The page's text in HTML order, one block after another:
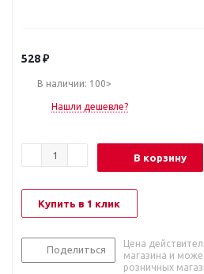
528₽
В наличии: 100>
Нашли дешевле?
В корзину
Купить в 1 клик
Поделиться
Цена
магазина и
розничных